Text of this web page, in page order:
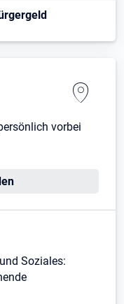
vorbei
Soziales: